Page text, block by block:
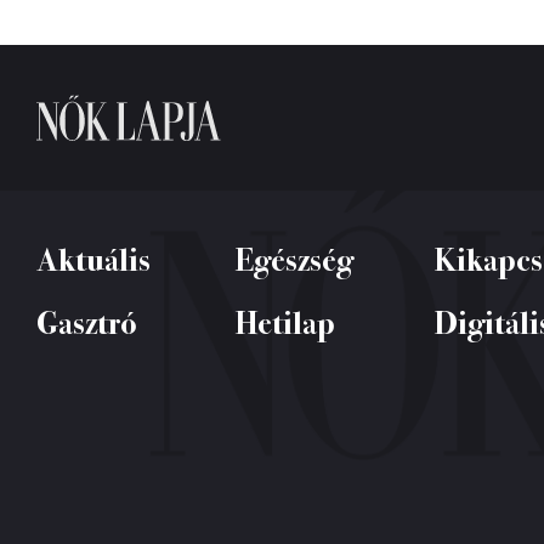
Aktuális Egészség
Kikapcs
Gasztró
Hetilap